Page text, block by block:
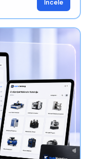
İncele